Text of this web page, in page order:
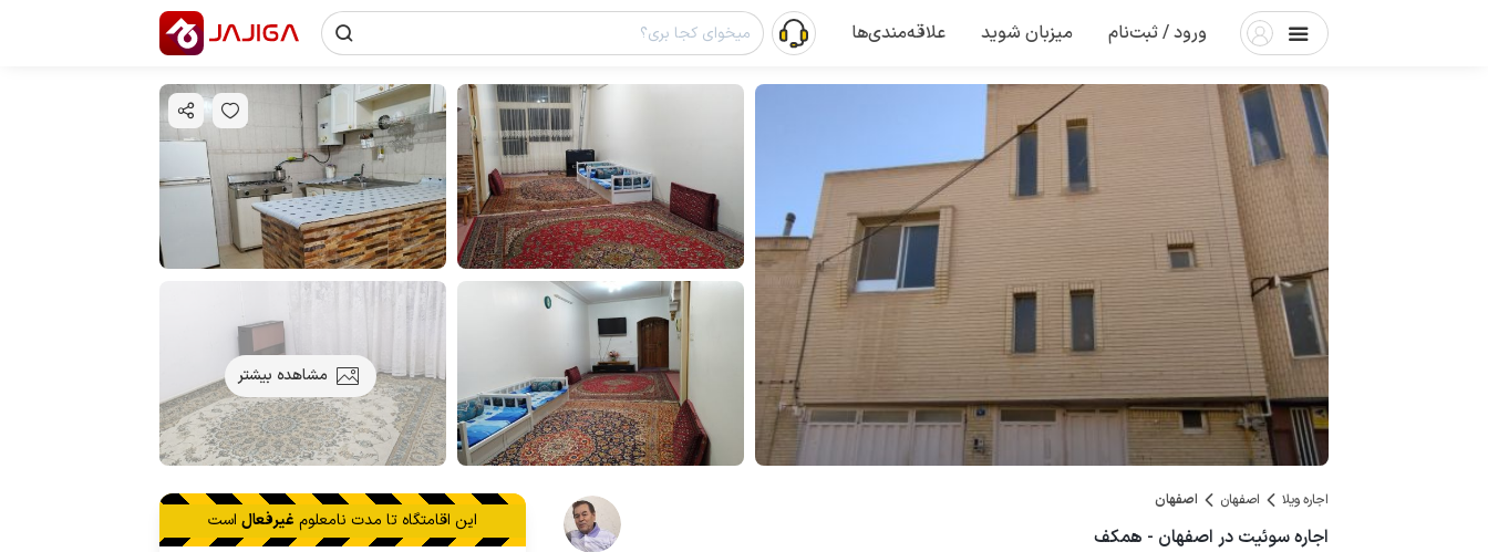
ورود / ثبت‌نام میزبان شوید علاقه‌مندی‌ها
مشاهده بیشتر
اجاره ویلا اصفهان اصفهان
اجاره سوئیت در اصفهان - همکف
این اقامتگاه تا مدت نامعلوم غیرفعال است